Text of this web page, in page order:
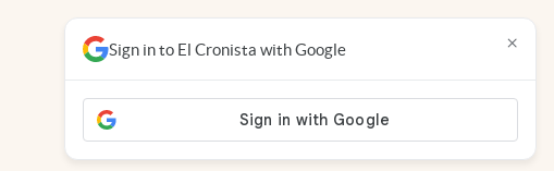
Sign in to El Cronista with Google ×